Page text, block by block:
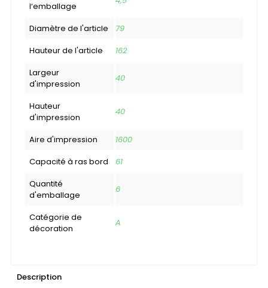
l‘emballage
Diamètre de l'article
79
Hauteur de l'article
162
Largeur
d'impression
40
Hauteur
d'impression
40
Aire d'impression
1600
Capacité à ras bord
61
Quantité
d'emballage
6
Catégorie de
décoration
A
Description